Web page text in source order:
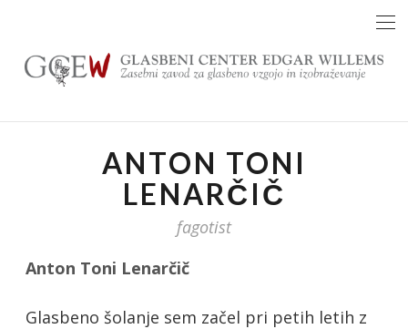
content
ANTON TONI
LENARČIČ
fagotist
Anton Toni Lenarčič
Glasbeno šolanje sem začel pri petih letih z